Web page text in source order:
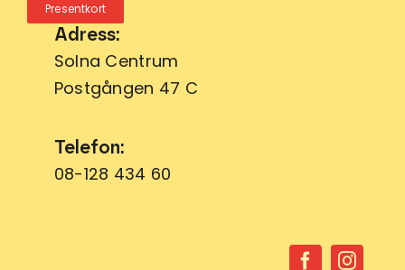
Presentkort
Adress:
Solna Centrum
Postgången 47 C
Telefon:
08-128 434 60